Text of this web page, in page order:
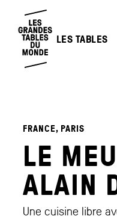
LES TABLES
FRANCE, PARIS
LE
ALAIN
Une cuisine libre